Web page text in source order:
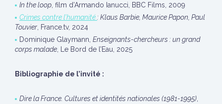
In the loop , film d’Armando Ianucci, BBC Films, 2009
Crimes contre l’humanité : Klaus Barbie, Maurice Papon, Paul
Touvier , France.tv, 2024
Dominique Glaymann, Enseignants-chercheurs : un grand
corps malade , Le Bord de l’Eau, 2025
Bibliographie de l’invité :
Dire la France. Cultures et identités nationales (1981-1995)